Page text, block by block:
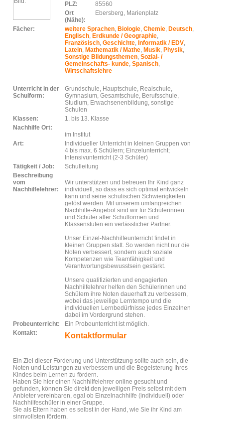
PLZ:
85560
Ort
(Nähe):
Ebersberg, Marienplatz
Fächer: weitere Sprachen, Biologie, Chemie, Deutsch,
Englisch, Erdkunde / Geographie,
Französisch, Geschichte, Informatik / EDV,
Latein, Mathematik / Mathe, Musik, Physik,
Sonstige Bildungsthemen, Sozial- /
Gemeinschafts- kunde, Spanisch,
Wirtschaftslehre
Unterricht in der
Schulform:
Grundschule, Hauptschule, Realschule,
Gymnasium, Gesamtschule, Berufsschule,
Studium, Erwachsenenbildung, sonstige
Schulen
Klassen:
1. bis 13. Klasse
Nachhilfe Ort:
im Institut
Art:
Individueller Unterricht in kleinen Gruppen von
4 bis max. 6 Schülern; Einzelunterricht;
Intensivunterricht (2-3 Schüler)
Tätigkeit / Job:
Schulleitung
Beschreibung
vom
Nachhilfelehrer:
Wir unterstützen und betreuen Ihr Kind ganz
individuell, so dass es sich optimal entwickeln
kann und seine schulischen Schwierigkeiten
gelöst werden. Mit unserem umfangreichen
Nachhilfe-Angebot sind wir für Schülerinnen
und Schüler aller Schulformen und
Klassenstufen ein verlässlicher Partner.
Unser Einzel-Nachhilfeunterricht findet in
kleinen Gruppen statt. So werden nicht nur die
Noten verbessert, sondern auch soziale
Kompetenzen wie Teamfähigkeit und
Verantwortungsbewusstsein gestärkt.
Unsere qualifizierten und engagierten
Nachhilfelehrer helfen den Schülerinnen und
Schülern ihre Noten dauerhaft zu verbessern,
wobei das jeweilige Lerntempo und die
individuellen Lernbedürfnisse jedes Einzelnen
dabei im Vordergrund stehen.
Probeunterricht:
Ein Probeunterricht ist möglich.
Kontakt:
Kontaktformular
Ein Ziel dieser Förderung und Unterstützung sollte auch sein, die
Noten und Leistungen zu verbessern und die Begeisterung Ihres
Kindes beim Lernen zu fördern.
Haben Sie hier einen Nachhilfelehrer online gesucht und
gefunden, können Sie direkt den jeweiligen Preis selbst mit dem
Anbieter vereinbaren, egal ob Einzelnachhilfe (individuell) oder
Nachhilfeschüler in einer Gruppe.
Sie als Eltern haben es selbst in der Hand, wie Sie ihr Kind am
sinnvollsten fördern.